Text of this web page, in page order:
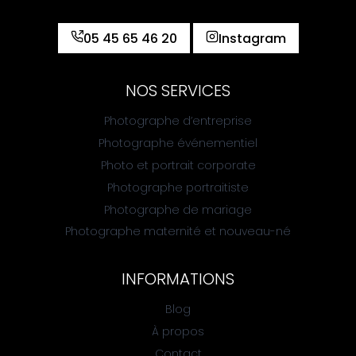
05 45 65 46 20 Instagram
NOS SERVICES
Photographe d’entreprise
Photographe événementiel
Photo et portrait corporate
Photographe portraitiste
Photographe de mariage
Photographe maternité et nouveau-né
INFORMATIONS
Blog
À propos